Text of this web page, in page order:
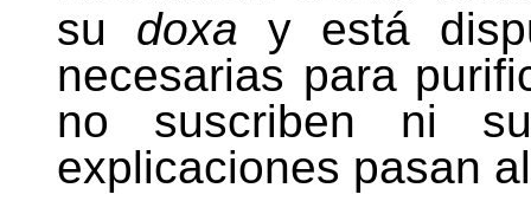
su doxa y está
necesarias para
no suscriben ni
explicaciones pasan